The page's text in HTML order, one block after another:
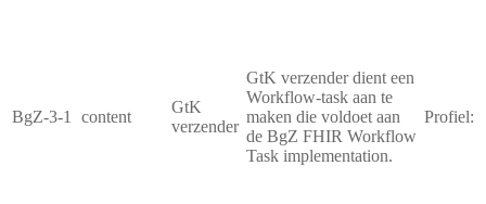
BgZ-3-1 content
GtK
verzender
GtK verzender dient een
Workflow-task aan te
maken die voldoet aan
de BgZ FHIR Workflow
Task implementation.
Profiel: